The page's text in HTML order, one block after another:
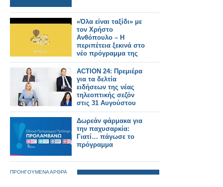
«Όλα είναι ταξίδι» με
τον Χρήστο
Ανθόπουλο – Η
περιπέτεια ξεκινά στο
νέο πρόγραμμα της
ΕΡΤ
ACTION 24: Πρεμιέρα
για τα δελτία
ειδήσεων της νέας
τηλεοπτικής σεζόν
στις 31 Αυγούστου
Δωρεάν φάρμακα για
την παχυσαρκία:
Γιατί… πάγωσε το
πρόγραμμα
ΠΡΟΗΓΟΥΜΕΝΑ ΑΡΘΡΑ